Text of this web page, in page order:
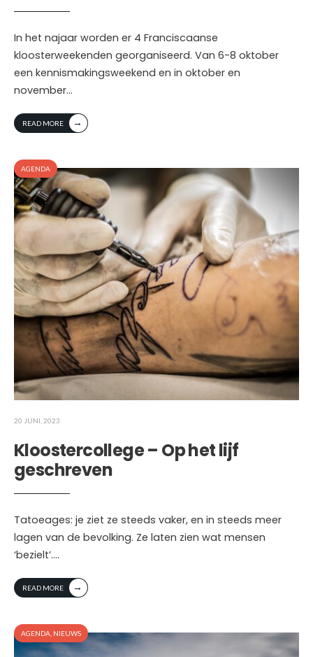
In het najaar worden er 4 Franciscaanse
kloosterweekenden georganiseerd. Van 6-8 oktober
een kennismakingsweekend en in oktober en
november...
READ MORE →
AGENDA
20 JUNI, 2023
Kloostercollege – Op het lijf
geschreven
Tatoeages: je ziet ze steeds vaker, en in steeds meer
lagen van de bevolking. Ze laten zien wat mensen
‘bezielt’....
READ MORE →
AGENDA NIEUWS